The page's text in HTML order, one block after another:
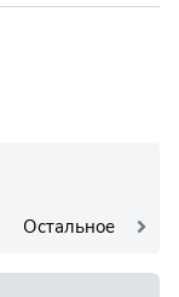
Остальное